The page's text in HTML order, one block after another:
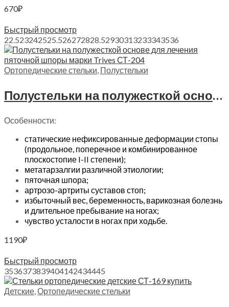
670₽
Быстрый просмотр
22.523242525.526272828.52930313233343536
Ортопедические стельки Полустельки
Полустельки на полужесткой основе Trives, СТ-204
Особенности:
статические нефиксированные деформации стопы
(продольное, поперечное и комбинированное
плоскостопие I-II степени);
метатарзалгии различной этиологии;
пяточная шпора;
артрозо-артриты суставов стоп;
избыточный вес, беременность, варикозная болезнь
и длительное пребывание на ногах;
чувство усталости в ногах при ходьбе.
1190₽
Быстрый просмотр
3536373839404142434445
Детские Ортопедические стельки